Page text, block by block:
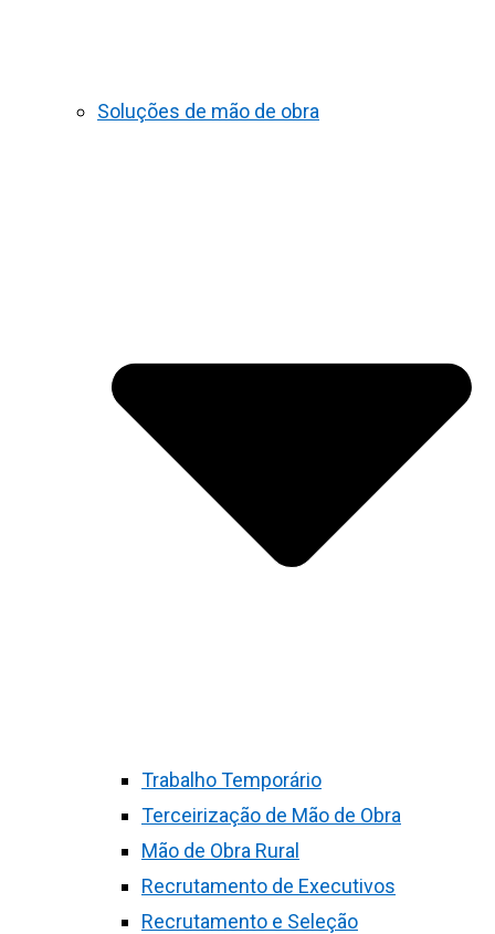
Soluções de mão de obra
Trabalho Temporário
Terceirização de Mão de Obra
Mão de Obra Rural
Recrutamento de Executivos
Recrutamento e Seleção